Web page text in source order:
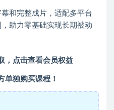
和完整成片，适配多平台
助力零基础实现长期被动
，点击查看会员权益
单独购买课程！